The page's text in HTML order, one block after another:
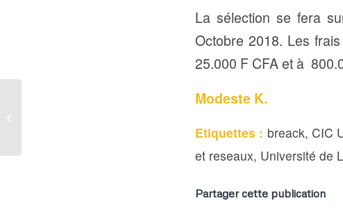
La sélection se fera
Octobre 2018. Les
25.000 F CFA et à
Modeste K.
Etiquettes : breack, CIC
et reseaux, Université de
Partager cette publication